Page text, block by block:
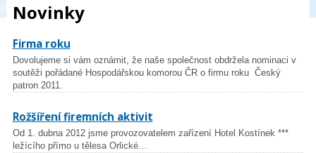
Novinky
Firma roku
Dovolujeme si vám oznámit, že naše společnost obdržela nominaci v
soutěži pořádané Hospodářskou komorou ČR o firmu roku Český
patron 2011.
Rožšíření firemních aktivit
Od 1. dubna 2012 jsme provozovatelem zařízení Hotel Kostínek ***
ležícího přímo u tělesa Orlické…